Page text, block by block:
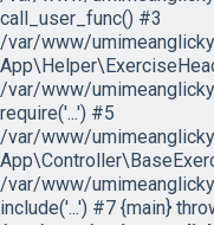
call_user_func() #3
/var/www/
/var/www/
require('...') #5
/var/www/
/var/www/
include('...') #7 {main}